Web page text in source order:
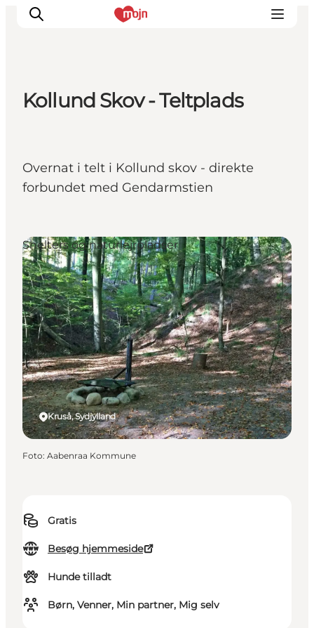
Det sker
Overnatning
Kollund Skov - Teltplads
Overnat i telt i Kollund skov - direkte
forbundet med Gendarmstien
Gratis
Besøg hjemmeside
Hunde tilladt
Børn, Venner, Min partner, Mig selv
Kruså, Sydjylland
Shelters og naturlejrpladser
Foto: Aabenraa Kommune